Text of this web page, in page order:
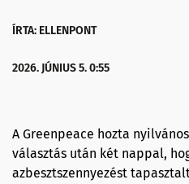
ÍRTA: ELLENPONT
2026. JÚNIUS 5. 0:55
A Greenpeace hozta
választás után két nappal,
azbesztszennyezést